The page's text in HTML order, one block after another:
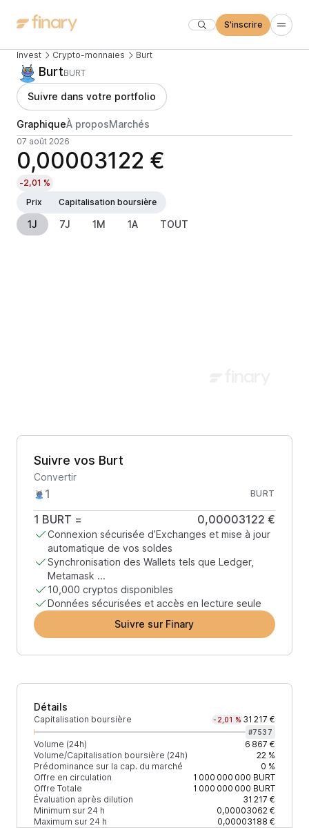
S'inscrire
Invest Crypto-monnaies Burt
BurtBURT
Suivre dans votre portfolio
GraphiqueÀ proposMarchés
07 août 2026
0,00003122 €
-2,01 %
Prix
Capitalisation boursière
1J 7J 1M 1A TOUT
Suivre vos Burt
Convertir
BURT
1 BURT = 0,00003122 €
Connexion sécurisée d’Exchanges et mise à jour
automatique de vos soldes
Synchronisation des Wallets tels que Ledger,
Metamask ...
10,000 cryptos disponibles
Données sécurisées et accès en lecture seule
Suivre sur Finary
Détails
Capitalisation boursière -2,01 % 31 217 €
#7537
Volume (24h)
6 867 €
Volume/Capitalisation boursière (24h)
22 %
Prédominance sur la cap. du marché
0 %
Offre en circulation
1 000 000 000 BURT
Offre Totale
1 000 000 000 BURT
Évaluation après dilution
31 217 €
Minimum sur 24 h
0,00003062 €
Maximum sur 24 h
0,00003188 €